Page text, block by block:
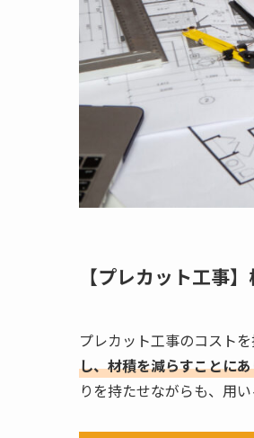
【プレカット工事
プレカット工事のコストを
し、材積を減らすことに
りを持たせながらも、用